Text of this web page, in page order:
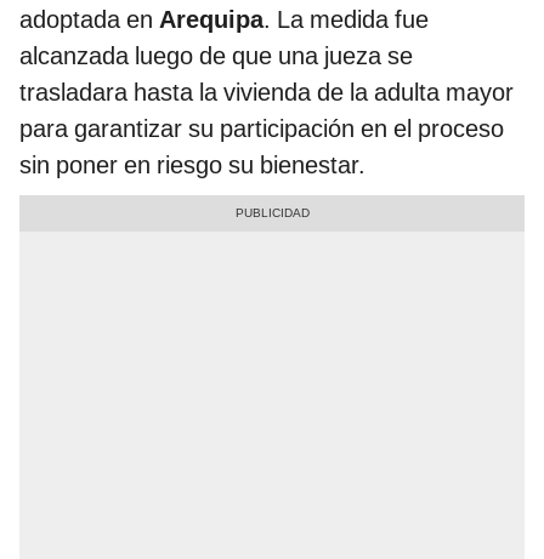
adoptada en Arequipa. La medida fue
alcanzada luego de que una jueza se
trasladara hasta la vivienda de la adulta mayor
para garantizar su participación en el proceso
sin poner en riesgo su bienestar.